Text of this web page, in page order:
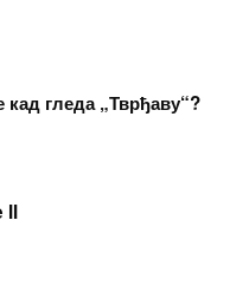
гледа „Тврђаву“?
II